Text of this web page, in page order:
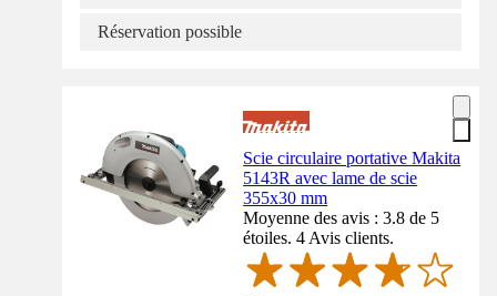
Réservation possible
Scie circulaire portative Makita
5143R avec lame de scie
355x30 mm
Moyenne des avis : 3.8 de 5
étoiles. 4 Avis clients.